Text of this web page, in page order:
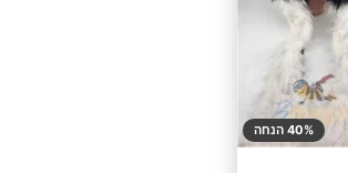
40% הנחה